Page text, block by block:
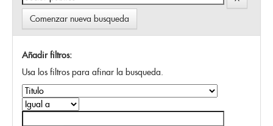
Comenzar nueva busqueda
Añadir filtros:
Usa los filtros para afinar la busqueda.